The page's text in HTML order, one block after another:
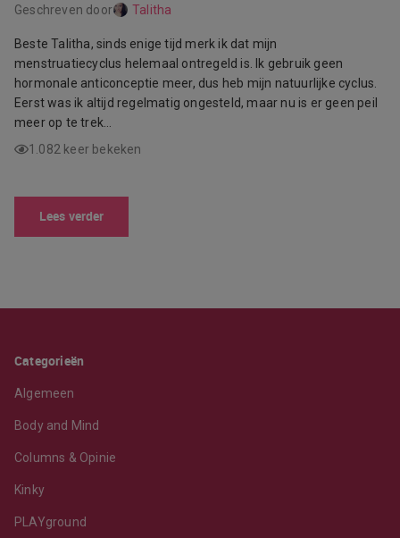
Geschreven door Talitha
Beste Talitha, sinds enige tijd merk ik dat mijn
menstruatiecyclus helemaal ontregeld is. Ik gebruik geen
hormonale anticonceptie meer, dus heb mijn natuurlijke cyclus.
Eerst was ik altijd regelmatig ongesteld, maar nu is er geen peil
meer op te trek…
1.082 keer bekeken
Lees verder
Categorieën
Algemeen
Body and Mind
Columns & Opinie
Kinky
PLAYground